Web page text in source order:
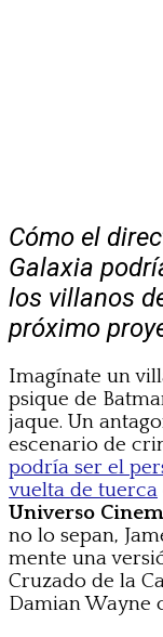
Cómo el
Galaxia
los villanos
próximo
Imagínate un
psique de
jaque. Un
escenario de
podría ser el
vuelta de tuerca
Universo
no lo sepan,
mente una
Cruzado de la
Damian Wayne